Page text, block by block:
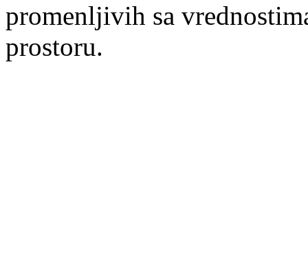
promenljivih sa
prostoru.